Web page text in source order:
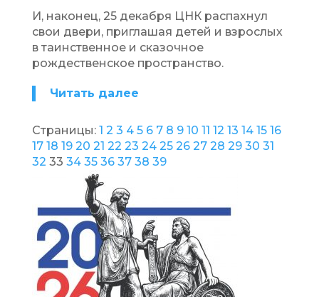
И, наконец, 25 декабря ЦНК распахнул
свои двери, приглашая детей и взрослых
в таинственное и сказочное
рождественское пространство.
Читать далее
Страницы: 1 2 3 4 5 6 7 8 9 10 11 12 13 14 15 16
17 18 19 20 21 22 23 24 25 26 27 28 29 30 31
32 33 34 35 36 37 38 39